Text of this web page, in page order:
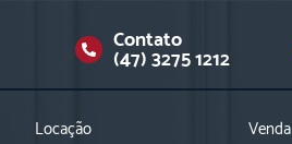
Contato
(47) 3275 1212
Locação Venda